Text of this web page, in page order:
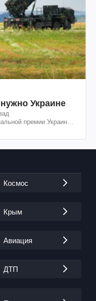
Украине
премии Украины
Космос
Крым
Авиация
ДТП